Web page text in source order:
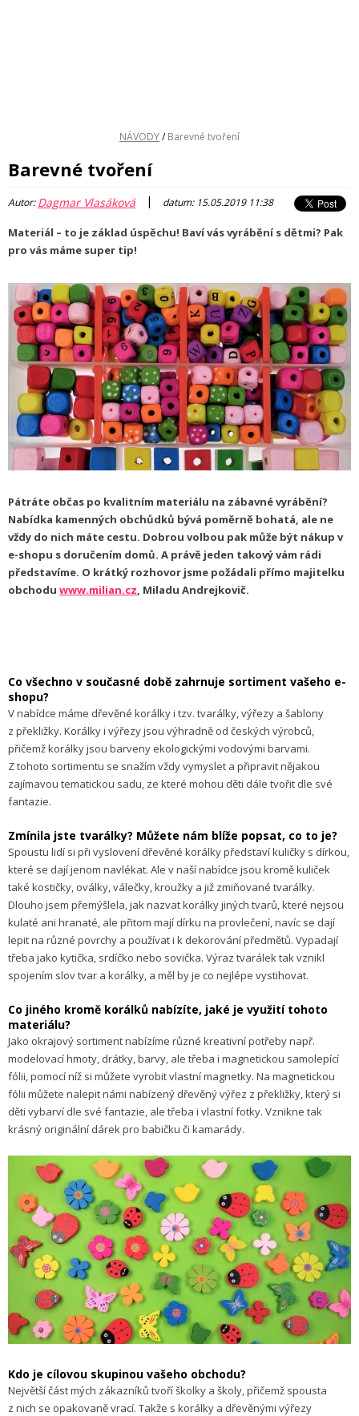
NÁVODY/ Barevné tvoření
Barevné tvoření
Autor:Dagmar Vlasáková | datum: 15.05.2019 11:38
Materiál – to je základ úspěchu! Baví vás vyrábění s dětmi? Pak
pro vás máme super tip!
Pátráte občas po kvalitním materiálu na zábavné vyrábění?
Nabídka kamenných obchůdků bývá poměrně bohatá, ale ne
vždy do nich máte cestu. Dobrou volbou pak může být nákup v
e-shopu s doručením domů. A právě jeden takový vám rádi
představíme. O krátký rozhovor jsme požádali přímo majitelku
obchodu www.milian.cz, Miladu Andrejkovič.
Co všechno v současné době zahrnuje sortiment vašeho e-
shopu?
V nabídce máme dřevěné korálky i tzv. tvarálky, výřezy a šablony
z překližky. Korálky i výřezy jsou výhradně od českých výrobců,
přičemž korálky jsou barveny ekologickými vodovými barvami.
Z tohoto sortimentu se snažím vždy vymyslet a připravit nějakou
zajímavou tematickou sadu, ze které mohou děti dále tvořit dle své
fantazie.
Zmínila jste tvarálky? Můžete nám blíže popsat, co to je?
Spoustu lidí si při vyslovení dřevěné korálky představí kuličky s dírkou,
které se dají jenom navlékat. Ale v naší nabídce jsou kromě kuliček
také kostičky, oválky, válečky, kroužky a již zmiňované tvarálky.
Dlouho jsem přemýšlela, jak nazvat korálky jiných tvarů, které nejsou
kulaté ani hranaté, ale přitom mají dírku na provlečení, navíc se dají
lepit na různé povrchy a používat i k dekorování předmětů. Vypadají
třeba jako kytička, srdíčko nebo sovička. Výraz tvarálek tak vznikl
spojením slov tvar a korálky, a měl by je co nejlépe vystihovat.
Co jiného kromě korálků nabízíte, jaké je využití tohoto
materiálu?
Jako okrajový sortiment nabízíme různé kreativní potřeby např.
modelovací hmoty, drátky, barvy, ale třeba i magnetickou samolepící
fólii, pomocí níž si můžete vyrobit vlastní magnetky. Na magnetickou
fólii můžete nalepit námi nabízený dřevěný výřez z překližky, který si
děti vybarví dle své fantazie, ale třeba i vlastní fotky. Vznikne tak
krásný originální dárek pro babičku či kamarády.
Kdo je cílovou skupinou vašeho obchodu?
Největší část mých zákazníků tvoří školky a školy, přičemž spousta
z nich se opakovaně vrací. Takže s korálky a dřevěnými výřezy